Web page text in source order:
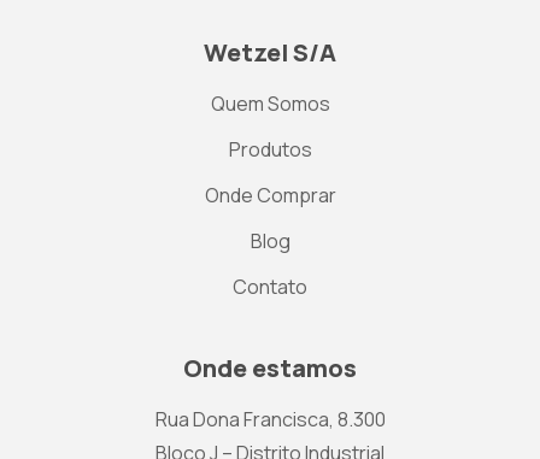
Wetzel S/A
Quem Somos
Produtos
Onde Comprar
Blog
Contato
Onde estamos
Rua Dona Francisca, 8.300
Bloco J – Distrito Industrial